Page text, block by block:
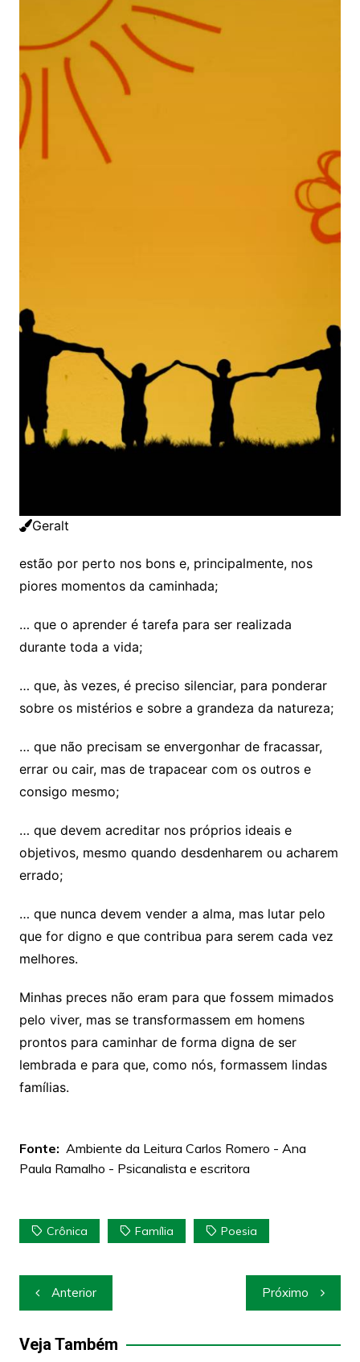
Geralt
estão por perto nos bons e, principalmente, nos
piores momentos da caminhada;
… que o aprender é tarefa para ser realizada
durante toda a vida;
… que, às vezes, é preciso silenciar, para ponderar
sobre os mistérios e sobre a grandeza da natureza;
… que não precisam se envergonhar de fracassar,
errar ou cair, mas de trapacear com os outros e
consigo mesmo;
… que devem acreditar nos próprios ideais e
objetivos, mesmo quando desdenharem ou acharem
errado;
… que nunca devem vender a alma, mas lutar pelo
que for digno e que contribua para serem cada vez
melhores.
Minhas preces não eram para que fossem mimados
pelo viver, mas se transformassem em homens
prontos para caminhar de forma digna de ser
lembrada e para que, como nós, formassem lindas
famílias.
Fonte: Ambiente da Leitura Carlos Romero - Ana
Paula Ramalho - Psicanalista e escritora
Crônica Família Poesia
Navegação
de
Post
Anterior Próximo
Veja Também